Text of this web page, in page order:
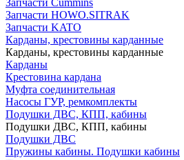
Запчасти Cummins
Запчасти HOWO.SITRAK
Запчасти KATO
Карданы, крестовины карданные
Карданы, крестовины карданные
Карданы
Крестовина кардана
Муфта соединительная
Насосы ГУР, ремкомплекты
Подушки ДВС, КПП, кабины
Подушки ДВС, КПП, кабины
Подушки ДВС
Пружины кабины. Подушки кабины